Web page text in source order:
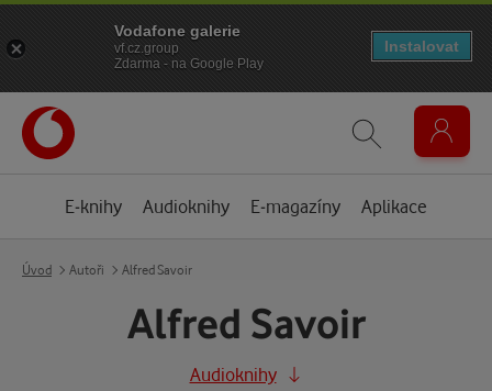
E-knihy Audioknihy E-magazíny Aplikace
Úvod Autoři Alfred Savoir
Alfred Savoir
Audioknihy
Vodafone galerie
vf.cz.group
Zdarma - na Google Play
Instalovat